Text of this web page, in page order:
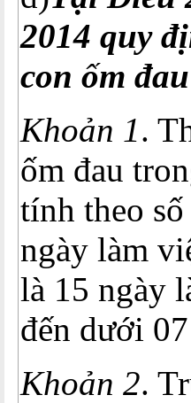
2014 quy
con ốm đau
Khoản 1.
ốm đau
tính theo
ngày làm
là 15 ngày
đến dưới
Khoản 2.